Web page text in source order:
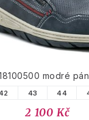
modré
43 44
2 100 Kč